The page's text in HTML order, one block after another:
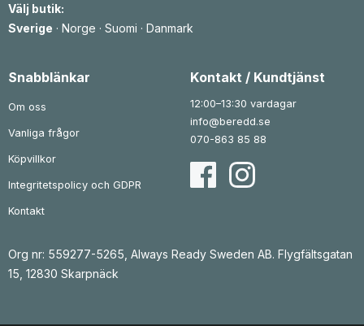
Välj butik:
Sverige · Norge · Suomi · Danmark
Snabblänkar
Om oss
Vanliga frågor
Köpvillkor
Integritetspolicy och GDPR
Kontakt
Kontakt / Kundtjänst
12:00–13:30 vardagar
info@beredd.se
070-863 85 88
Org nr: 559277-5265, Always Ready Sweden AB. Flygfältsgatan
15, 12830 Skarpnäck